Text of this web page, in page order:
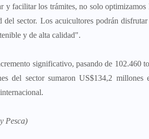
facilitar los trámites, no solo optimizamos
sector. Los acuicultores podrán
y de alta calidad".
significativo, pasando de 102.460
del sector sumaron US$134,2 millones
Pesca)